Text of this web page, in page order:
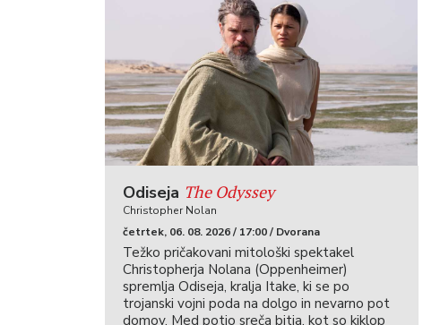
Odiseja The Odyssey
Christopher Nolan
četrtek, 06. 08. 2026 / 17:00 / Dvorana
Težko pričakovani mitološki spektakel
Christopherja Nolana (Oppenheimer)
spremlja Odiseja, kralja Itake, ki se po
trojanski vojni poda na dolgo in nevarno pot
domov. Med potjo sreča bitja, kot so kiklop